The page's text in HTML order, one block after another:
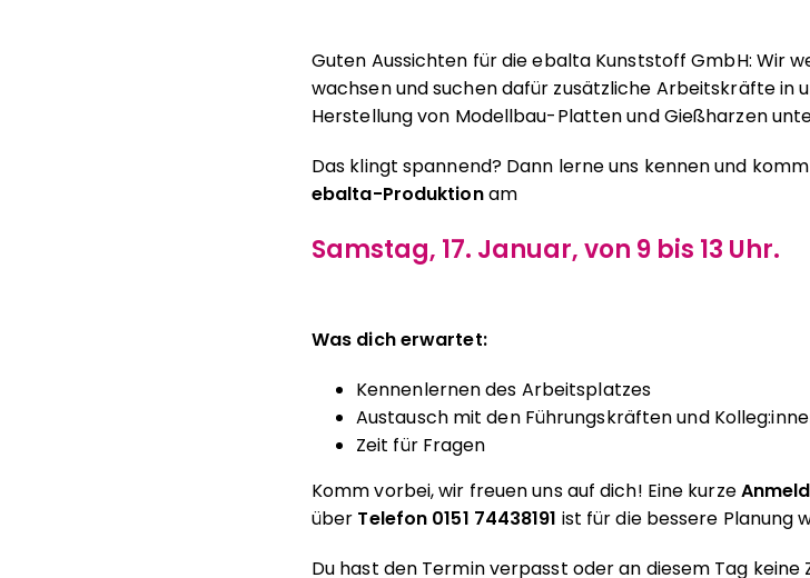
Guten Aussichten für die ebalta Kunststoff GmbH: Wir
wachsen und suchen dafür zusätzliche Arbeitskräfte in
Herstellung von Modellbau-Platten und Gießharzen
Das klingt spannend? Dann lerne uns kennen und
ebalta-Produktionam
Samstag, 17. Januar, von 9 bis 13 Uhr.
Was dich erwartet:
Kennenlernen des Arbeitsplatzes
Austausch mit den Führungskräften und
Zeit für Fragen
Komm vorbei, wir freuen uns auf dich! Eine kurze
über Telefon 0151 74438191 ist für die bessere Planung
Du hast den Termin verpasst oder an diesem Tag